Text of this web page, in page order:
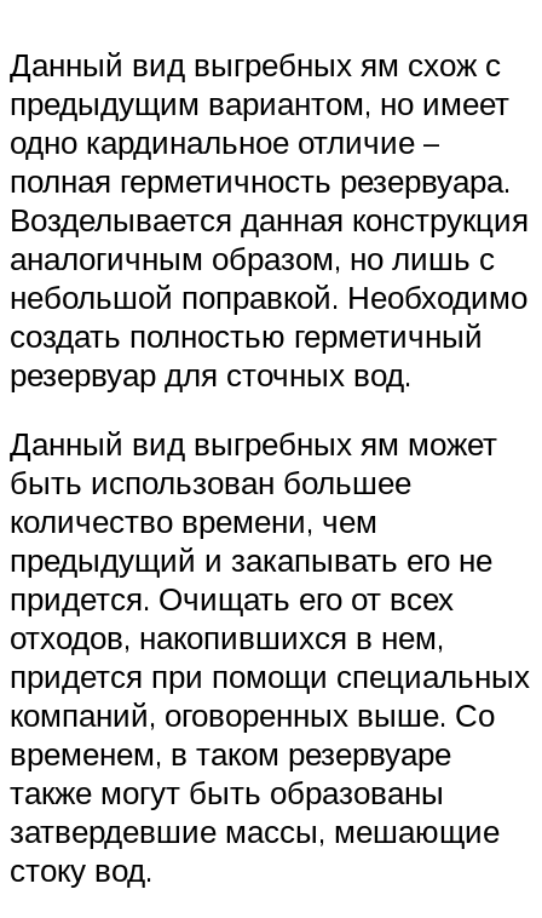
Данный вид выгребных ям схож с
предыдущим вариантом, но имеет
одно кардинальное отличие –
полная герметичность резервуара.
Возделывается данная конструкция
аналогичным образом, но лишь с
небольшой поправкой. Необходимо
создать полностью герметичный
резервуар для сточных вод.
Данный вид выгребных ям может
быть использован большее
количество времени, чем
предыдущий и закапывать его не
придется. Очищать его от всех
отходов, накопившихся в нем,
придется при помощи специальных
компаний, оговоренных выше. Со
временем, в таком резервуаре
также могут быть образованы
затвердевшие массы, мешающие
стоку вод.